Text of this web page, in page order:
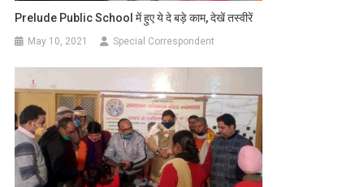
Prelude Public School में हुए ये दे बड़े काम, देखें तस्वीरें
May 10, 2021 Special Correspondent